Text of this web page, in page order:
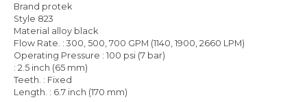
Brand protek
Style 823
Material alloy black
Flow Rate. : 300, 500, 700 GPM (1140, 1900, 2660 LPM)
Operating Pressure : 100 psi (7 bar)
: 2.5 inch (65 mm)
Teeth. : Fixed
Length. : 6.7 inch (170 mm)